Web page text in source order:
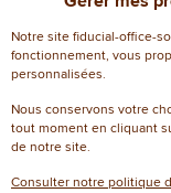
protection,
Pour
Notre site fiducial-office-
fonctionnement, vous
personnalisées.
Nous conservons votre
tout moment en cliquant
de notre site.
Consulter notre politique